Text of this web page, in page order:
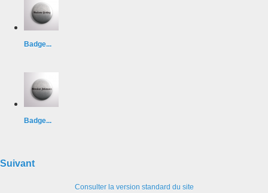
Badge...
Badge...
Suivant
Consulter la version standard du site